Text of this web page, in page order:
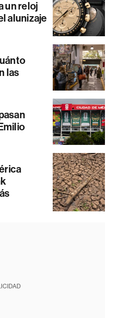
un reloj
alunizaje
las